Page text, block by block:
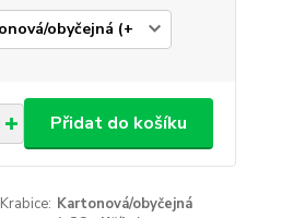
Přidat do košíku
Krabice: Kartonová/obyčejná